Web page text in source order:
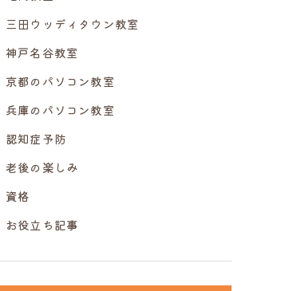
三田ウッディタウン教室
神戸名谷教室
京都のパソコン教室
兵庫のパソコン教室
認知症予防
老後の楽しみ
資格
お役立ち記事